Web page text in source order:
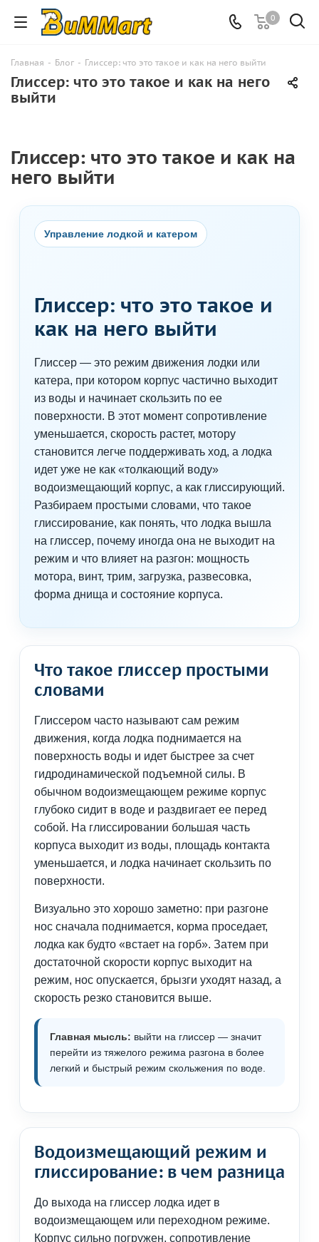
0
Главная - Блог - Глиссер: что это такое и как на него выйти
Глиссер: что это такое и как на него
выйти
Глиссер: что это такое и как на
него выйти
Управление лодкой и катером
Глиссер: что это такое и
как на него выйти
Глиссер — это режим движения лодки или
катера, при котором корпус частично выходит
из воды и начинает скользить по ее
поверхности. В этот момент сопротивление
уменьшается, скорость растет, мотору
становится легче поддерживать ход, а лодка
идет уже не как «толкающий воду»
водоизмещающий корпус, а как глиссирующий.
Разбираем простыми словами, что такое
глиссирование, как понять, что лодка вышла
на глиссер, почему иногда она не выходит на
режим и что влияет на разгон: мощность
мотора, винт, трим, загрузка, развесовка,
форма днища и состояние корпуса.
Что такое глиссер простыми
словами
Глиссером часто называют сам режим
движения, когда лодка поднимается на
поверхность воды и идет быстрее за счет
гидродинамической подъемной силы. В
обычном водоизмещающем режиме корпус
глубоко сидит в воде и раздвигает ее перед
собой. На глиссировании большая часть
корпуса выходит из воды, площадь контакта
уменьшается, и лодка начинает скользить по
поверхности.
Визуально это хорошо заметно: при разгоне
нос сначала поднимается, корма проседает,
лодка как будто «встает на горб». Затем при
достаточной скорости корпус выходит на
режим, нос опускается, брызги уходят назад, а
скорость резко становится выше.
Главная мысль: выйти на глиссер — значит
перейти из тяжелого режима разгона в более
легкий и быстрый режим скольжения по воде.
Водоизмещающий режим и
глиссирование: в чем разница
До выхода на глиссер лодка идет в
водоизмещающем или переходном режиме.
Корпус сильно погружен, сопротивление